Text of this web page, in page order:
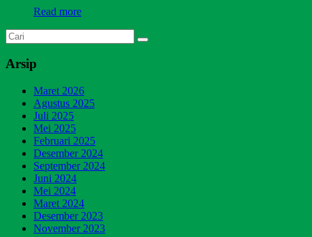
Read more
Arsip
Maret 2026
Agustus 2025
Juli 2025
Mei 2025
Februari 2025
Desember 2024
September 2024
Juni 2024
Mei 2024
Maret 2024
Desember 2023
November 2023